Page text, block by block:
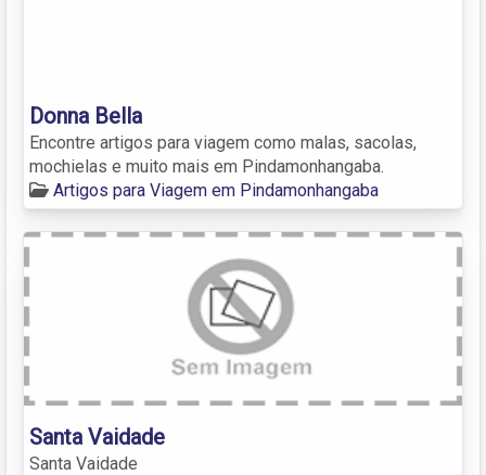
Donna Bella
Encontre artigos para viagem como malas, sacolas,
mochielas e muito mais em Pindamonhangaba.
Artigos para Viagem em Pindamonhangaba
Santa Vaidade
Santa Vaidade